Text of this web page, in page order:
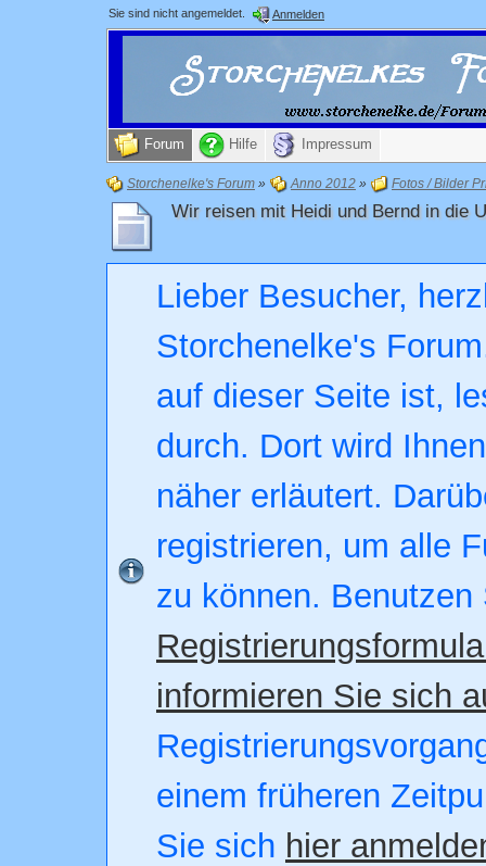
Sie sind nicht angemeldet. Anmelden
Forum Hilfe Impressum
Storchenelke's Forum » Anno 2012 » Fotos / Bilder
Wir reisen mit Heidi und Bernd in die
Lieber Besucher,
Storchenelke's
auf dieser Seite ist,
durch. Dort wird
näher erläutert.
registrieren, um alle
zu können. Benutzen
informieren Sie sich
einem früheren
Sie sich hier